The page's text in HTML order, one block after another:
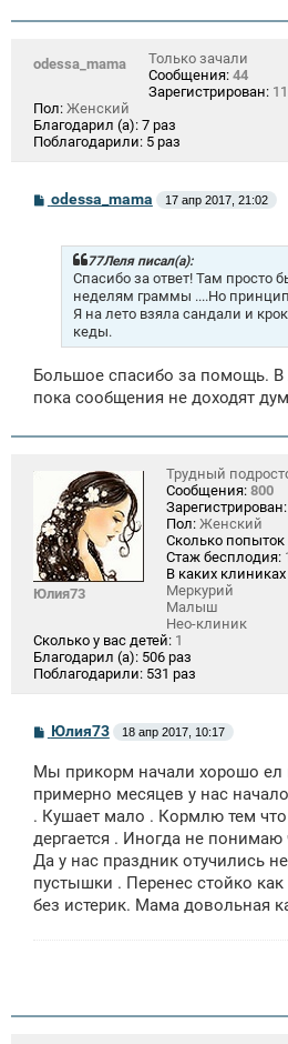
odessa_mama
Только зачали
Сообщения: 44
Зарегистрирован:
Пол: Женский
Благодарил (а): 7 раз
Поблагодарили: 5 раз
Сodessa_mama 17 апр 2017, 21:02
77Леля писал(а):
Спасибо за ответ! Там просто
неделям граммы ....Но
Я на лето взяла сандали и
кеды.
Большое спасибо за помощь. В
пока сообщения не доходят
Юлия73
Трудный
Сообщения: 800
Зарегистрирован:
Пол: Женский
Сколько
Стаж бесплодия:
В каких
Меркурий
Малыш
Нео-клиник
Сколько у вас детей: 1
Благодарил (а): 506 раз
Поблагодарили: 531 раз
С
о
б
щ
е
н
и
Юлия73 18 апр 2017, 10:17
Мы прикорм начали хорошо ел
примерно месяцев у нас
. Кушает мало . Кормлю тем что
дергается . Иногда не понимаю
Да у нас праздник отучились
пустышки . Перенес стойко
без истерик. Мама довольная